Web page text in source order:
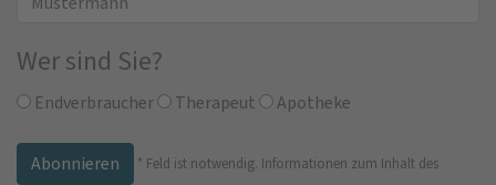
Wer sind Sie?
Endverbraucher Therapeut Apotheke
* Feld ist notwendig. Informationen zum Inhalt des